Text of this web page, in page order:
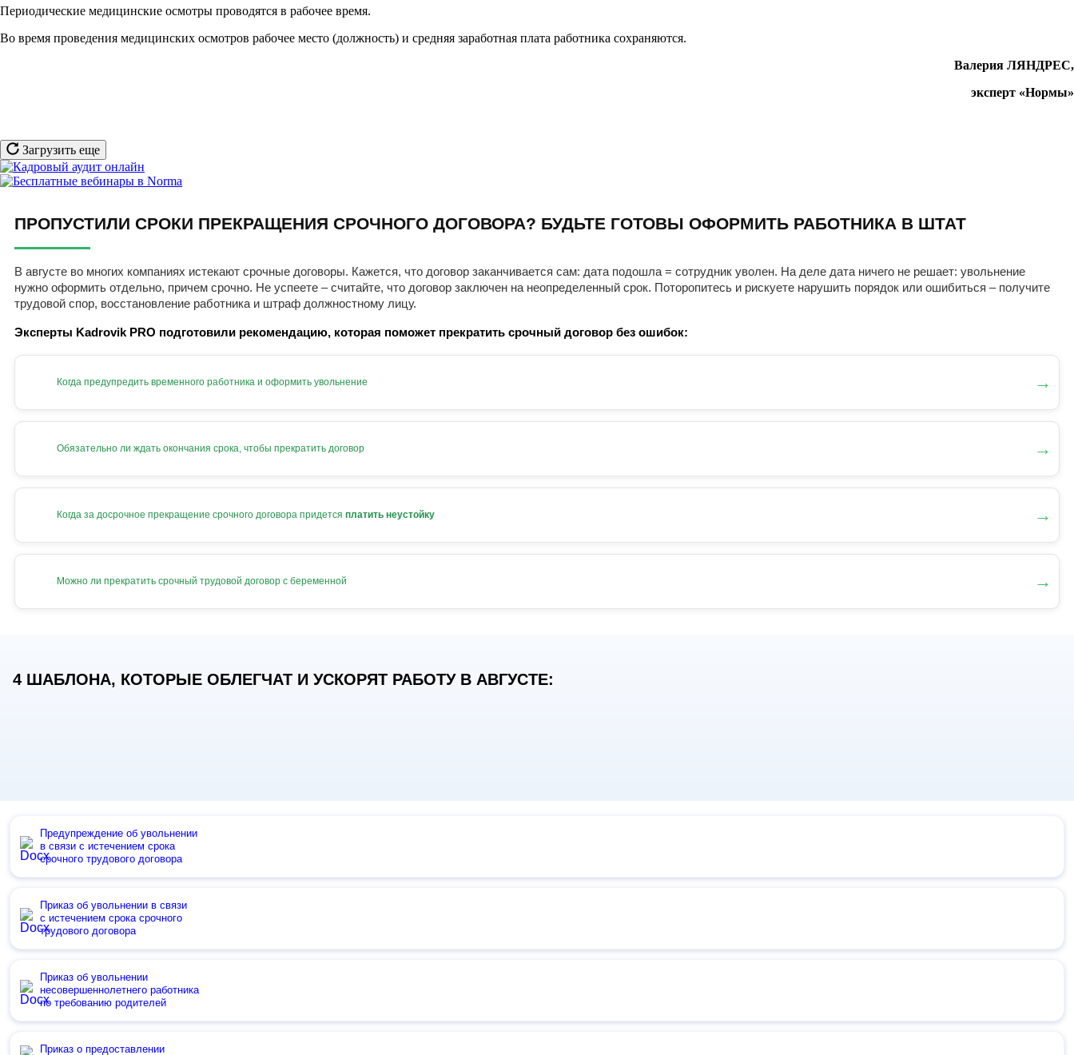
Периодические медицинские осмотры проводятся в рабочее время.
Во время проведения медицинских осмотров рабочее место (должность) и средняя заработная плата работника сохраняются.
Валерия ЛЯНДРЕС,
эксперт «Нормы»
Загрузить еще
ПРОПУСТИЛИ СРОКИ ПРЕКРАЩЕНИЯ СРОЧНОГО ДОГОВОРА? БУДЬТЕ ГОТОВЫ ОФОРМИТЬ РАБОТНИКА В ШТАТ
В августе во многих компаниях истекают срочные договоры. Кажется, что договор заканчивается сам: дата подошла = сотрудник уволен. На деле дата ничего не решает: увольнение
нужно оформить отдельно, причем срочно. Не успеете – считайте, что договор заключен на неопределенный срок. Поторопитесь и рискуете нарушить порядок или ошибиться – получите
трудовой спор, восстановление работника и штраф должностному лицу.
Эксперты Kadrovik PRO подготовили рекомендацию, которая поможет прекратить срочный договор без ошибок:
Когда предупредить временного работника и оформить увольнение →
Обязательно ли ждать окончания срока, чтобы прекратить договор →
Когда за досрочное прекращение срочного договора придется платить неустойку →
Можно ли прекратить срочный трудовой договор с беременной →
4 ШАБЛОНА, КОТОРЫЕ ОБЛЕГЧАТ И УСКОРЯТ РАБОТУ В АВГУСТЕ:
Предупреждение об увольнении
в связи с истечением срока
срочного трудового договора
Приказ об увольнении в связи
с истечением срока срочного
трудового договора
Приказ об увольнении
несовершеннолетнего работника
по требованию родителей
Приказ о предоставлении